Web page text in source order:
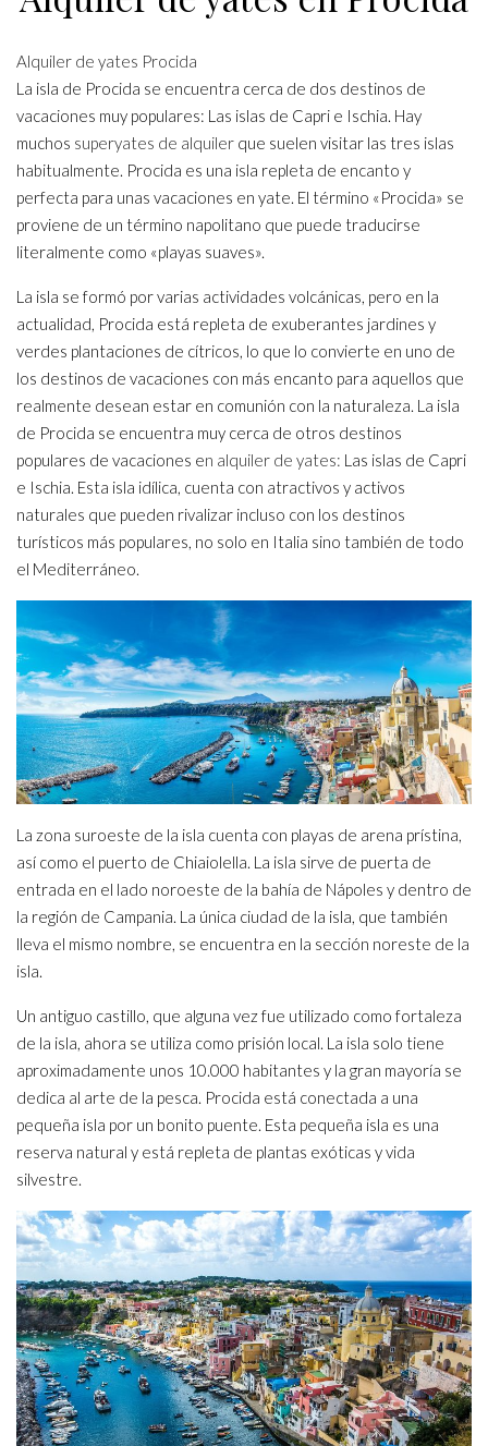
Alquiler de yates Procida
La isla de Procida se encuentra cerca de dos destinos de
vacaciones muy populares: Las islas de Capri e Ischia. Hay
muchos superyates de alquiler que suelen visitar las tres islas
habitualmente. Procida es una isla repleta de encanto y
perfecta para unas vacaciones en yate. El término «Procida» se
proviene de un término napolitano que puede traducirse
literalmente como «playas suaves».
La isla se formó por varias actividades volcánicas, pero en la
actualidad, Procida está repleta de exuberantes jardines y
verdes plantaciones de cítricos, lo que lo convierte en uno de
los destinos de vacaciones con más encanto para aquellos que
realmente desean estar en comunión con la naturaleza. La isla
de Procida se encuentra muy cerca de otros destinos
populares de vacaciones en alquiler de yates: Las islas de Capri
e Ischia. Esta isla idílica, cuenta con atractivos y activos
naturales que pueden rivalizar incluso con los destinos
turísticos más populares, no solo en Italia sino también de todo
el Mediterráneo.
La zona suroeste de la isla cuenta con playas de arena prístina,
así como el puerto de Chiaiolella. La isla sirve de puerta de
entrada en el lado noroeste de la bahía de Nápoles y dentro de
la región de Campania. La única ciudad de la isla, que también
lleva el mismo nombre, se encuentra en la sección noreste de la
isla.
Un antiguo castillo, que alguna vez fue utilizado como fortaleza
de la isla, ahora se utiliza como prisión local. La isla solo tiene
aproximadamente unos 10.000 habitantes y la gran mayoría se
dedica al arte de la pesca. Procida está conectada a una
pequeña isla por un bonito puente. Esta pequeña isla es una
reserva natural y está repleta de plantas exóticas y vida
silvestre.